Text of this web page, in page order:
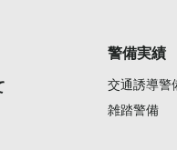
警備実績
交通誘導警
雑踏警備